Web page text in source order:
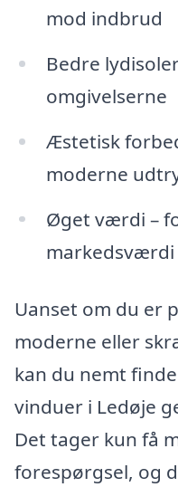
mod indbrud
Bedre
omgivelserne
Æstetisk
moderne
Øget værdi –
markedsværdi
Uanset om du er
moderne eller
kan du nemt
vinduer i Ledøje
Det tager kun få
forespørgsel, og